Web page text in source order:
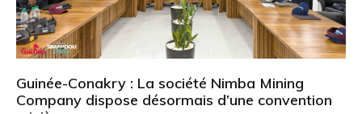
Guinée-Conakry : La société Nimba Mining
Company dispose désormais d’une convention